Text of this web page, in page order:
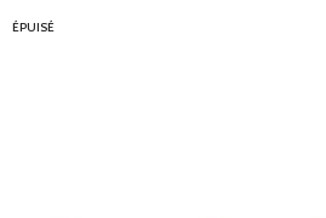
ÉPUISÉ